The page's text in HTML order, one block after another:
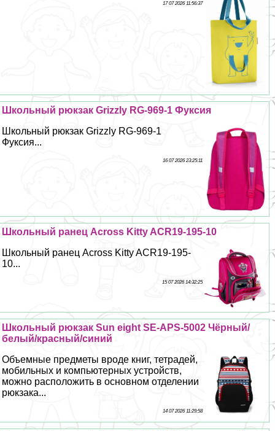
17 07 2026 11:56:37
Школьный рюкзак Grizzly RG-969-1 Фуксия
Школьный рюкзак Grizzly RG-969-1
Фуксия...
16 07 2026 23:25:11
Школьный ранец Across Kitty ACR19-195-10
Школьный ранец Across Kitty ACR19-195-
10...
15 07 2026 14:32:25
Школьный рюкзак Sun eight SE-APS-5002 Чёрный/
белый/красный/синий
Объемные предметы вроде книг, тетрадей,
мобильных и компьютерных устройств,
можно расположить в основном отделении
рюкзака...
14 07 2026 11:29:58